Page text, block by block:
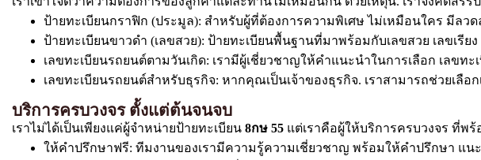
ป้ายทะเบียนกราฟิก (ประมูล): สำหรับผู้ที่ต้องการความพิเศษ ไม่เหมือนใคร มีล
ป้ายทะเบียนขาวดำ (เลขสวย): ป้ายทะเบียนพื้นฐานที่มาพร้อมกับเลขสวย เลขเรี
เลขทะเบียนรถยนต์ตามวันเกิด: เรามีผู้เชี่ยวชาญให้คำแนะนำในการเลือก เลข
เลขทะเบียนรถยนต์สำหรับธุรกิจ: หากคุณเป็นเจ้าของธุรกิจ. เราสามารถช่วยเลือ
บริการครบวงจร ตั้งแต่ต้นจนจบ
เราไม่ได้เป็นเพียงแค่ผู้จำหน่ายป้ายทะเบียน 8กษ 55 แต่เราคือผู้ให้บริการครบวงจร ที่พ
ให้คำปรึกษาฟรี: ทีมงานของเรามีความรู้ความเชี่ยวชาญ พร้อมให้คำปรึกษา แ